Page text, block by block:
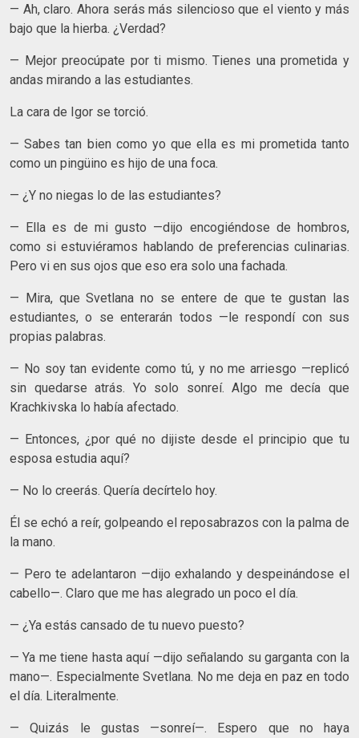
— Ah, claro. Ahora serás más silencioso que el viento y más
bajo que la hierba. ¿Verdad?
— Mejor preocúpate por ti mismo. Tienes una prometida y
andas mirando a las estudiantes.
La cara de Igor se torció.
— Sabes tan bien como yo que ella es mi prometida tanto
como un pingüino es hijo de una foca.
— ¿Y no niegas lo de las estudiantes?
— Ella es de mi gusto —dijo encogiéndose de hombros,
como si estuviéramos hablando de preferencias culinarias.
Pero vi en sus ojos que eso era solo una fachada.
— Mira, que Svetlana no se entere de que te gustan las
estudiantes, o se enterarán todos —le respondí con sus
propias palabras.
— No soy tan evidente como tú, y no me arriesgo —replicó
sin quedarse atrás. Yo solo sonreí. Algo me decía que
Krachkivska lo había afectado.
— Entonces, ¿por qué no dijiste desde el principio que tu
esposa estudia aquí?
— No lo creerás. Quería decírtelo hoy.
Él se echó a reír, golpeando el reposabrazos con la palma de
la mano.
— Pero te adelantaron —dijo exhalando y despeinándose el
cabello—. Claro que me has alegrado un poco el día.
— ¿Ya estás cansado de tu nuevo puesto?
— Ya me tiene hasta aquí —dijo señalando su garganta con la
mano—. Especialmente Svetlana. No me deja en paz en todo
el día. Literalmente.
— Quizás le gustas —sonreí—. Espero que no haya